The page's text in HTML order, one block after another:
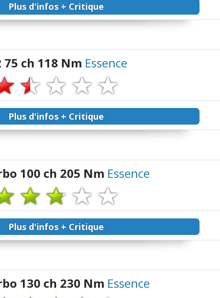
Plus d'infos + Critique
75 ch 118 Nm Essence
Plus d'infos + Critique
100 ch 205 Nm Essence
Plus d'infos + Critique
130 ch 230 Nm Essence